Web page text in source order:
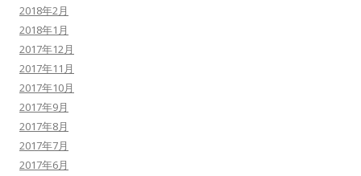
2018年2月
2018年1月
2017年12月
2017年11月
2017年10月
2017年9月
2017年8月
2017年7月
2017年6月